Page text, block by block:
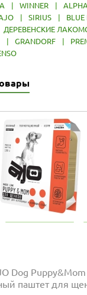
| WINNER |
| SIRIUS | BLUE
ДЕРЕВЕНСКИЕ
| GRANDORF |
Dog Puppy&Mom
паштет для